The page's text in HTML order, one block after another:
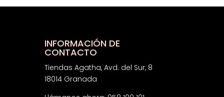
INFORMACIÓN DE
CONTACTO
Tiendas Agatha, Avd. del Sur, 8
18014 Granada